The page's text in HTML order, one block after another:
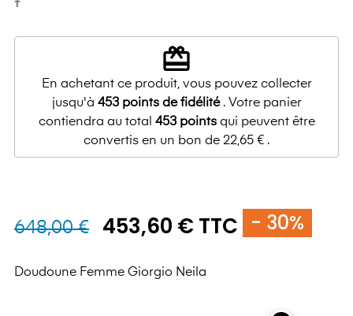
redeem
En achetant ce produit, vous pouvez collecter
jusqu'à 453points de fidélité. Votre panier
contiendra au total 453pointsqui peuvent être
convertis en un bon de 22,65 € .
648,00 € 453,60 € TTC - 30%
Doudoune Femme Giorgio Neila